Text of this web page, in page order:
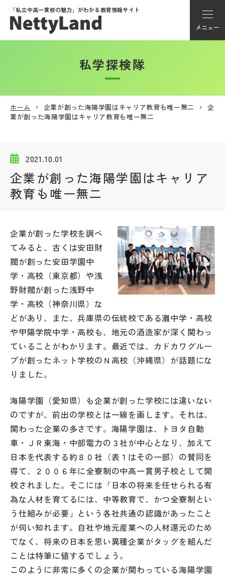
「私立中高一貫校の魅力」がわかる教育情報サイト
メニュー
アカウント登録
メニュー
学校動画
帰国生受験情報
説明会・イベント情報
よみもの
学校からのお知らせ
学校HP最新情報
特集
NettyLandかわら版
その他
お問い合わせ
個人情報保護方針
サイトマップ
私学探検隊
ホーム 企業が創った海陽学園はキャリア教育も唯一無二
企
業が創った海陽学園はキャリア教育も唯一無二
2021.10.01
企業が創った海陽学園はキャリア
教育も唯一無二
企業が創った学校を調べ
てみると、古くは安田財
閥が創った安田学園中
学・高校（東京都）や浅
野財閥が創った浅野中
学・高校（神奈川県）な
どがあり、また、兵庫県の伝統校である灘中学・高校
や甲陽学院中学・高校も、地元の酒造家が深く関わっ
ていることがわかります。最近では、カドカワグルー
プが創ったネット学校のＮ高校（沖縄県）が話題にな
りました。
海陽学園（愛知県）も企業が創った学校には違いない
のですが、前出の学校とは一線を画します。それは、
関わった企業の多さです。海陽学園は、トヨタ自動
車・ＪＲ東海・中部電力の３社が中心となり、加えて
日本を代表する約８０社（表１はその一部）の賛同を
得て、２００６年に全寮制の中高一貫男子校として開
校されました。そこには「日本の将来を任せられる有
為な人材を育てるには、中等教育で、かつ全寮制とい
う仕組みが必要」という各社共通の認識があったこと
が伺い知れます。自社や地元産業への人材還元のため
でなく、将来の日本を思い異種企業がタッグを組んだ
ことは特筆に値するでしょう。
このように非常に多くの企業が関わっている海陽学園